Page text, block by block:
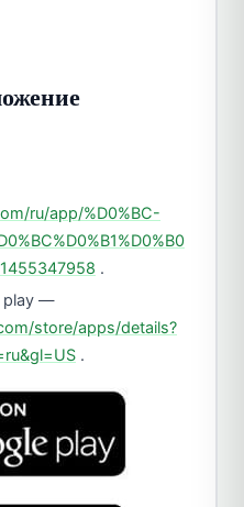
ru/app/%D0%BC-
.
play —
store/apps/details?
.